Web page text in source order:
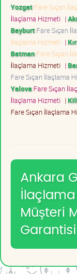
YozgatFare Sıçan
İlaçlama Hizmeti |
BayburtFare Sıçan
İlaçlama Hizmeti |
BatmanFare Sıçan
İlaçlama Hizmeti |
Fare Sıçan İlaçlama
Yalova Fare Sıçan
İlaçlama Hizmeti |
Fare Sıçan İlaçlama
Ankara
Müşteri